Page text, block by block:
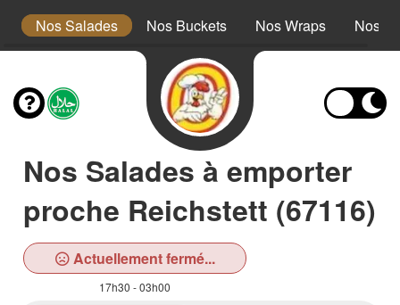
Nos Salades Nos Buckets Nos Wraps Nos
Nos Salades à emporter
proche Reichstett (67116)
Actuellement fermé...
17h30 - 03h00